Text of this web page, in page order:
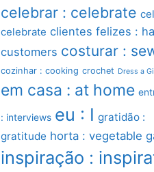
celebrar : celebrate
celebrate clientes felizes :
customers costurar :
cozinhar : cooking crochet Dress a
em casa : at home
: interviews eu : I gratidão :
gratitude horta : vegetable
inspiração :